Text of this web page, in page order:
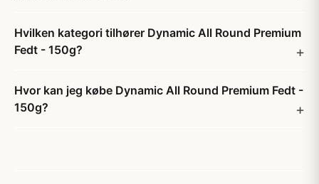
Hvilken kategori tilhører Dynamic All Round Premium
Fedt - 150g?
Hvor kan jeg købe Dynamic All Round Premium Fedt -
150g?